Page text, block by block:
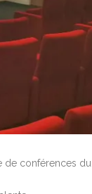
de conférences du